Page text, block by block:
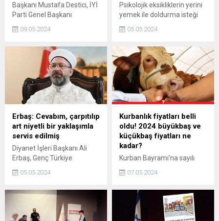
Başkanı Mustafa Destici, İYİ
Parti Genel Başkanı
genel merkezinde ziyaret
09.05.2024
Psikolojik eksikliklerin yerini
yemek ile doldurma isteği
devamlı yemek yeme isteği
değersizlik ve gerginlik gibi
ruh hallerini barındıran
duygusal açlık nasıl anlaşılır
ve nasıl giderilir?
05.05.2024
Erbaş: Cevabım, çarpıtılıp
art niyetli bir yaklaşımla
servis edilmiş
Diyanet İşleri Başkanı Ali
Erbaş, Genç Türkiye
ilgili sözlerinin çarpıtıldığını
cevabın başı ve sonu
kesilerek, çarpıtılıp art niyetli
bir yaklaşımla medyaya
05.05.2024
Kurbanlık fiyatları belli
oldu! 2024 büyükbaş ve
küçükbaş fiyatları ne
kadar?
Kurban Bayramı’na sayılı
fiyatları belli olmaya başladı.
kurbanlıkların illere göre
ortalama fiyatları belli oldu.
İstanbulda ortalama
07.05.2024